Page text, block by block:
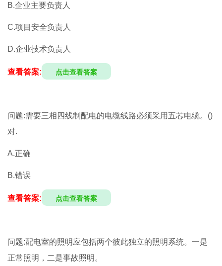
B.企业主要负责人
C.项目安全负责人
D.企业技术负责人
查看答案: 点击查看答案
问题:需要三相四线制配电的电缆线路必须采用五芯电缆。()
对.
A.正确
B.错误
查看答案: 点击查看答案
问题:配电室的照明应包括两个彼此独立的照明系统。一是
正常照明，二是事故照明。